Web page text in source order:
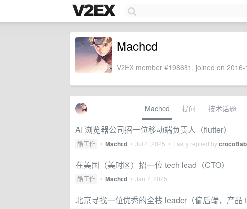
Machcd
V2EX member #198631, joined on
Machcd 提问 技术话题
AI 浏览器公司招一位移动端负责人（flutter）
酷工作 • Machcd • Jul 4, 2025 • Lastly replied by
在美国（美时区）招一位 tech lead（CTO）
酷工作 • Machcd • Jan 7, 2025
北京寻找一位优秀的全栈 leader（偏后端，产品